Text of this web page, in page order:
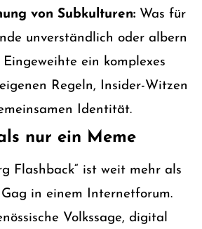
von Subkulturen:Was für
unverständlich oder albern
ein komplexes
Regeln, Insider-Witzen
Identität.
nur ein Meme
Flashback“ ist weit mehr als
in einem Internetforum.
Volkssage, digital